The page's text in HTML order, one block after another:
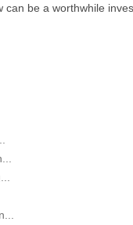
be a worthwhile